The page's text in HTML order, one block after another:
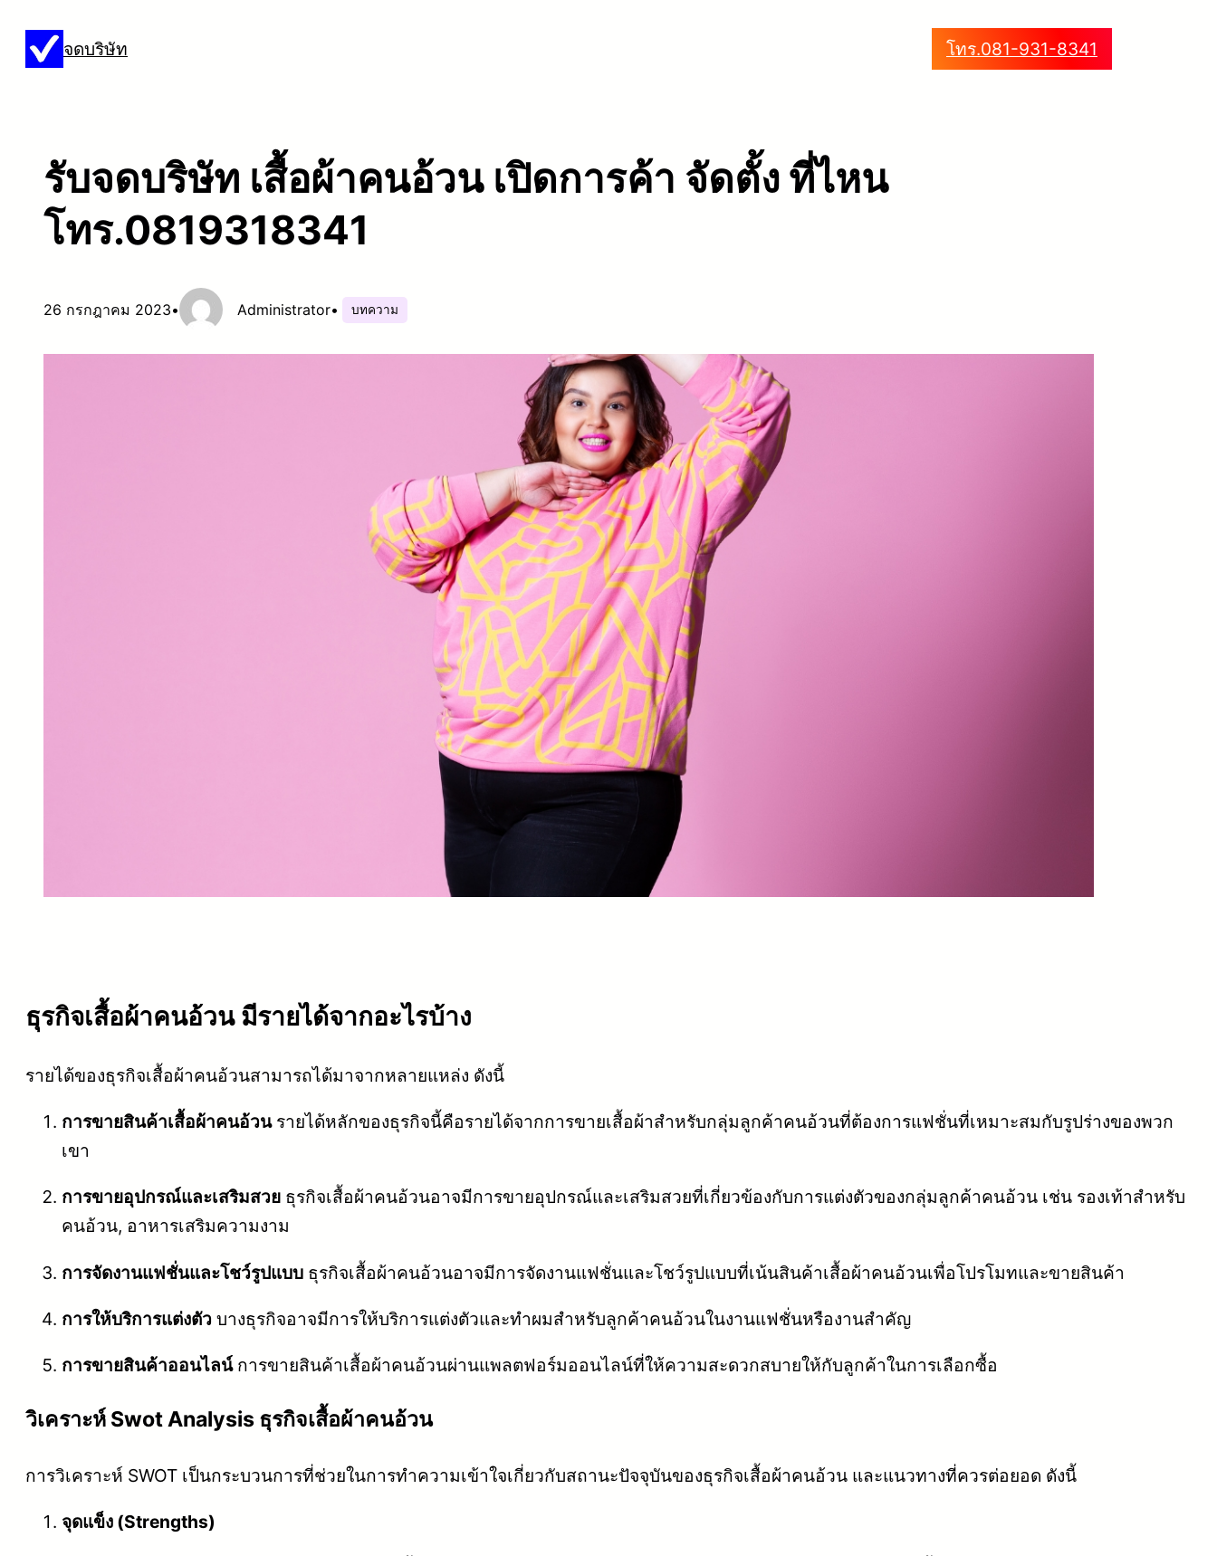
จดบริษัท โทร.081-931-8341
รับจดบริษัท เสื้อผ้าคนอ้วน เปิดการค้า จัดตั้ง ที่ไหน
โทร.0819318341
26 กรกฎาคม 2023• Administrator• บทความ
ธุรกิจเสื้อผ้าคนอ้วน มีรายได้จากอะไรบ้าง
รายได้ของธุรกิจเสื้อผ้าคนอ้วนสามารถได้มาจากหลายแหล่ง ดังนี้
การขายสินค้าเสื้อผ้าคนอ้วนรายได้หลักของธุรกิจนี้คือรายได้จากการขายเสื้อผ้าสำหรับกลุ่มลูกค้าคนอ้วนที่ต้องการแฟชั่นที่เหมาะสมกับรูปร่างของพวก
เขา
การขายอุปกรณ์และเสริมสวย ธุรกิจเสื้อผ้าคนอ้วนอาจมีการขายอุปกรณ์และเสริมสวยที่เกี่ยวข้องกับการแต่งตัวของกลุ่มลูกค้าคนอ้วน เช่น รองเท้าสำหรับ
คนอ้วน, อาหารเสริมความงาม
การจัดงานแฟชั่นและโชว์รูปแบบ ธุรกิจเสื้อผ้าคนอ้วนอาจมีการจัดงานแฟชั่นและโชว์รูปแบบที่เน้นสินค้าเสื้อผ้าคนอ้วนเพื่อโปรโมทและขายสินค้า
การให้บริการแต่งตัว บางธุรกิจอาจมีการให้บริการแต่งตัวและทำผมสำหรับลูกค้าคนอ้วนในงานแฟชั่นหรืองานสำคัญ
การขายสินค้าออนไลน์การขายสินค้าเสื้อผ้าคนอ้วนผ่านแพลตฟอร์มออนไลน์ที่ให้ความสะดวกสบายให้กับลูกค้าในการเลือกซื้อ
วิเคราะห์ Swot Analysis ธุรกิจเสื้อผ้าคนอ้วน
การวิเคราะห์ SWOT เป็นกระบวนการที่ช่วยในการทำความเข้าใจเกี่ยวกับสถานะปัจจุบันของธุรกิจเสื้อผ้าคนอ้วน และแนวทางที่ควรต่อยอด ดังนี้
จุดแข็ง (Strengths)